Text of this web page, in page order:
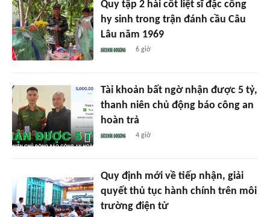
Quy tập 2 hài cốt liệt sĩ đặc công
hy sinh trong trận đánh cầu Câu
Lâu năm 1969
6 giờ
Tài khoản bất ngờ nhận được 5 tỷ,
thanh niên chủ động báo công an
hoàn trả
4 giờ
Quy định mới về tiếp nhận, giải
quyết thủ tục hành chính trên môi
trường điện tử